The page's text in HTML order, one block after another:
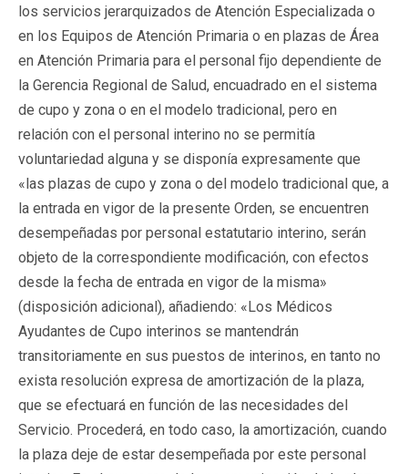
los servicios jerarquizados de Atención Especializada o
en los Equipos de Atención Primaria o en plazas de Área
en Atención Primaria para el personal fijo dependiente de
la Gerencia Regional de Salud, encuadrado en el sistema
de cupo y zona o en el modelo tradicional, pero en
relación con el personal interino no se permitía
voluntariedad alguna y se disponía expresamente que
«las plazas de cupo y zona o del modelo tradicional que, a
la entrada en vigor de la presente Orden, se encuentren
desempeñadas por personal estatutario interino, serán
objeto de la correspondiente modificación, con efectos
desde la fecha de entrada en vigor de la misma»
(disposición adicional), añadiendo: «Los Médicos
Ayudantes de Cupo interinos se mantendrán
transitoriamente en sus puestos de interinos, en tanto no
exista resolución expresa de amortización de la plaza,
que se efectuará en función de las necesidades del
Servicio. Procederá, en todo caso, la amortización, cuando
la plaza deje de estar desempeñada por este personal